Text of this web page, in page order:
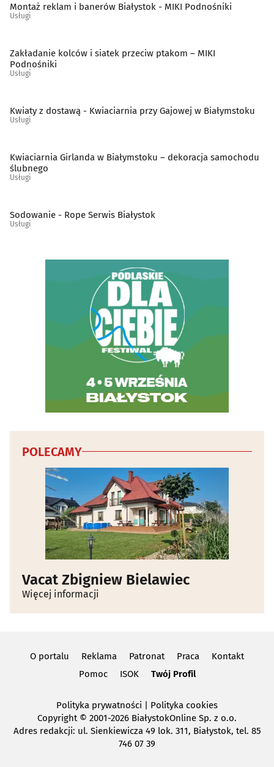
Ślusarstwo(15)
Telefony - naprawa
Telekomunikacja - systemy, usługi (15)
Tworzywa sztuczne
Wideofilmowanie
Wody mineralne i napoje - producenci, hurtownie
Wyposażenie gastronomii i hoteli (4)
Wypożyczalnie narzędzi i elektronarzędzi
Wypożyczanie DVD i video(4)
Zabytki - konserwacja(3)
(30)
Zwierzęta - szkolenie(4)
Montaż reklam i banerów Białystok - MIKI Podnośniki
Usługi
Zakładanie kolców i siatek przeciw ptakom – MIKI
Podnośniki
Usługi
Kwiaty z dostawą - Kwiaciarnia przy Gajowej w Białymstoku
Usługi
Kwiaciarnia Girlanda w Białymstoku – dekoracja samochodu
ślubnego
Usługi
Sodowanie - Rope Serwis Białystok
Usługi
POLECAMY
Vacat Zbigniew Bielawiec
Więcej informacji
O portalu Reklama Patronat Praca
Kontakt
Pomoc
ISOK Twój Profil
Polityka prywatności | Polityka cookies
Copyright © 2001-2026 BiałystokOnline Sp. z o.o.
Adres redakcji: ul. Sienkiewicza 49 lok. 311, Białystok, tel. 85
746 07 39